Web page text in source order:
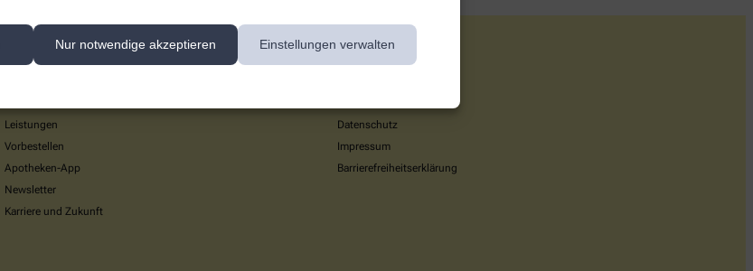
Nur notwendige akzeptieren Einstellungen verwalten
Leistungen
Vorbestellen
Apotheken-App
Newsletter
Karriere und Zukunft
Datenschutz
Impressum
Barrierefreiheitserklärung